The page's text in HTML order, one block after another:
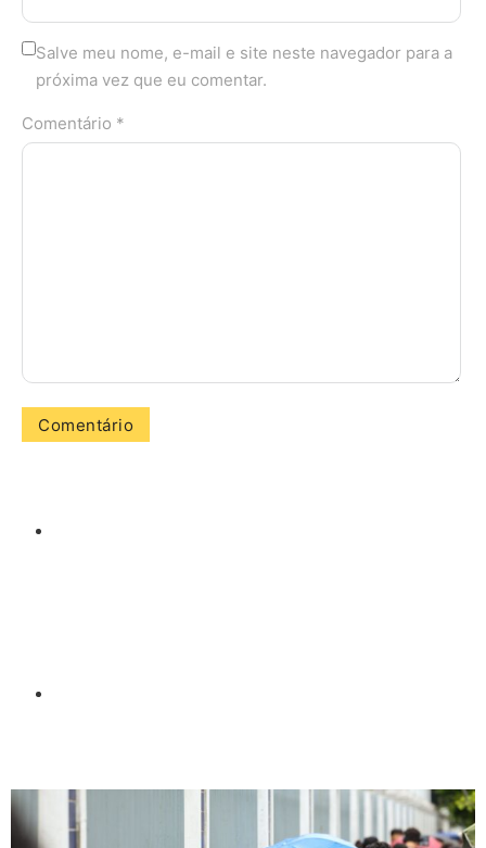
Salve meu nome, e-mail e site neste navegador para a
próxima vez que eu comentar.
Comentário *